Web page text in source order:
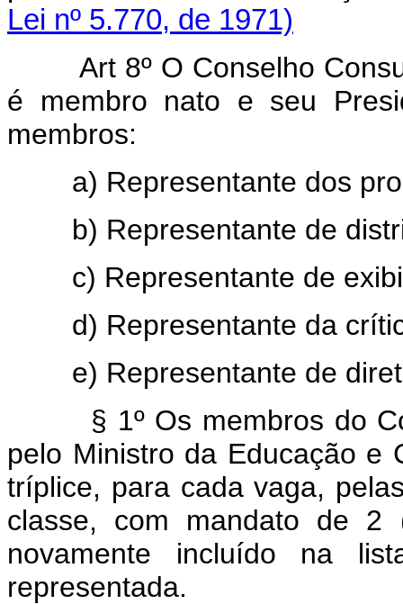
Lei nº 5.770, de 1971)
Art 8º O Conselho
é membro nato e seu
membros:
a) Representante dos
b) Representante de
c) Representante de
d) Representante da
e) Representante de
§ 1º Os membros do
pelo Ministro da Educação e
tríplice, para cada vaga,
classe, com mandato de 2
novamente incluído na
representada.